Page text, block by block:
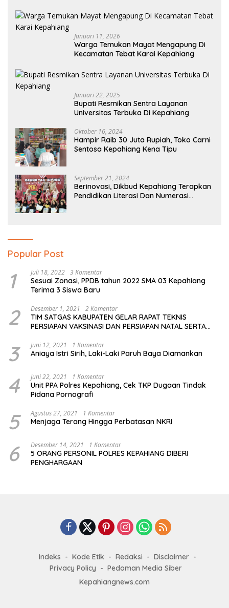
Januari 11, 2026
Warga Temukan Mayat Mengapung Di
Kecamatan Tebat Karai Kepahiang
Januari 22, 2025
Bupati Resmikan Sentra Layanan
Universitas Terbuka Di Kepahiang
Oktober 16, 2024
Hampir Raib 30 Juta Rupiah, Toko Carni
Sentosa Kepahiang Kena Tipu
September 21, 2024
Berinovasi, Dikbud Kepahiang Terapkan
Pendidikan Literasi Dan Numerasi
Popular Post
1 Juli 18, 2022 3 Komentar
Sesuai Zonasi, PPDB tahun 2022 SMA 03 Kepahiang
Terima 3 Siswa Baru
2 Desember 1, 2021 2 Komentar
TIM SATGAS KABUPATEN GELAR RAPAT TEKNIS
PERSIAPAN VAKSINASI DAN PERSIAPAN NATAL SERTA
3 Juni 12, 2021 1 Komentar
Aniaya Istri Sirih, Laki-Laki Paruh Baya Diamankan
4 Juni 22, 2021 1 Komentar
Unit PPA Polres Kepahiang, Cek TKP Dugaan Tindak
Pidana Pornografi
5 Agustus 27, 2021 1 Komentar
Menjaga Terang Hingga Perbatasan NKRI
6 Desember 14, 2021 1 Komentar
5 ORANG PERSONIL POLRES KEPAHIANG DIBERI
PENGHARGAAN
Indeks Kode Etik Redaksi
Disclaimer
Privacy Policy
Pedoman Media Siber
Kepahiangnews.com